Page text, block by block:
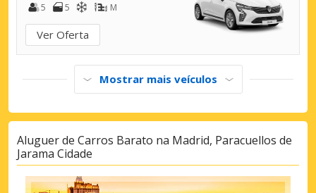
5
5 M
Ver Oferta
Mostrar mais veículos
Aluguer de Carros Barato na Madrid, Paracuellos de
Jarama Cidade